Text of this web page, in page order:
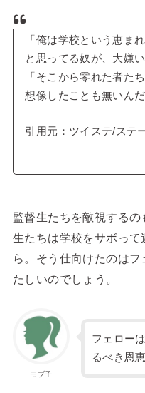
「俺は学校という恵ま
と思ってる奴が、大嫌い
「そこから零れた者た
想像したことも無いんだ
引用元：ツイステ/ステ
監督生たちを敵視する
生たちは学校をサボっ
ら。そう仕向けたのは
たしいのでしょう。
モブ子
フェロー
るべき恩